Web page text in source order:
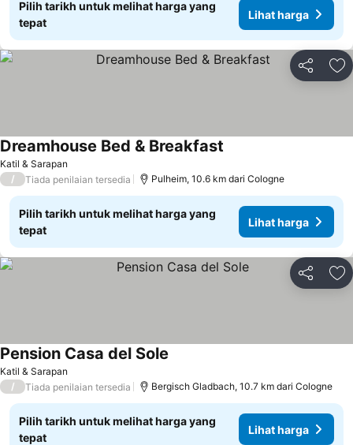
Pilih tarikh untuk melihat harga yang
tepat
Lihat harga
Kongsi
Katil & Sarapan
Dreamhouse Bed & Breakfast
/ Tiada penilaian tersedia Pulheim, 10.6 km dari Cologne
Pilih tarikh untuk melihat harga yang
tepat
Lihat harga
Kongsi
Katil & Sarapan
Pension Casa del Sole
/ Tiada penilaian tersedia Bergisch Gladbach, 10.7 km dari Cologne
Pilih tarikh untuk melihat harga yang
tepat
Lihat harga